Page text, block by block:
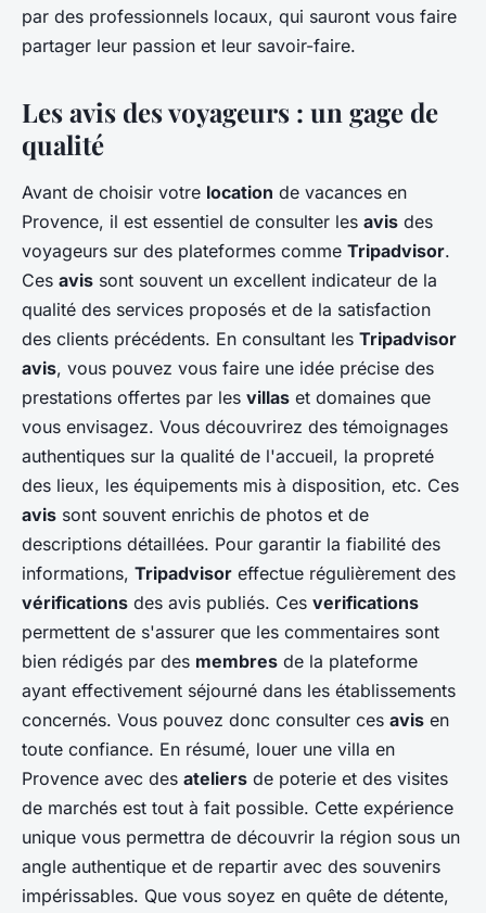
par des professionnels locaux, qui sauront vous faire
partager leur passion et leur savoir-faire.
Les avis des voyageurs : un gage de
qualité
Avant de choisir votre location de vacances en
Provence, il est essentiel de consulter les avis des
voyageurs sur des plateformes comme Tripadvisor.
Ces avis sont souvent un excellent indicateur de la
qualité des services proposés et de la satisfaction
des clients précédents. En consultant les Tripadvisor
avis, vous pouvez vous faire une idée précise des
prestations offertes par les villas et domaines que
vous envisagez. Vous découvrirez des témoignages
authentiques sur la qualité de l'accueil, la propreté
des lieux, les équipements mis à disposition, etc. Ces
avis sont souvent enrichis de photos et de
descriptions détaillées. Pour garantir la fiabilité des
informations, Tripadvisor effectue régulièrement des
vérifications des avis publiés. Ces verifications
permettent de s'assurer que les commentaires sont
bien rédigés par des membres de la plateforme
ayant effectivement séjourné dans les établissements
concernés. Vous pouvez donc consulter ces avis en
toute confiance. En résumé, louer une villa en
Provence avec des ateliers de poterie et des visites
de marchés est tout à fait possible. Cette expérience
unique vous permettra de découvrir la région sous un
angle authentique et de repartir avec des souvenirs
impérissables. Que vous soyez en quête de détente,